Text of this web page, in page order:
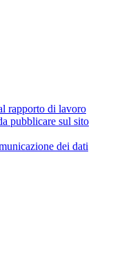
rapporto di lavoro
pubblicare sul sito
dei dati